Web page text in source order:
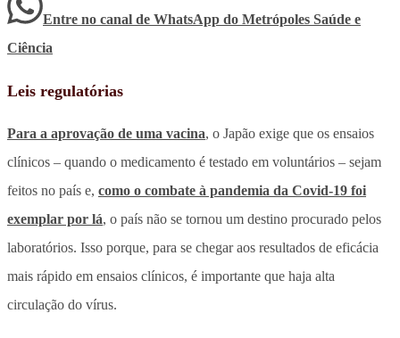
Entre no canal de WhatsApp do Metrópoles Saúde e
Ciência
Leis regulatórias
Para a aprovação de uma vacina, o Japão exige que os ensaios
clínicos – quando o medicamento é testado em voluntários – sejam
feitos no país e, como o combate à pandemia da Covid-19 foi
exemplar por lá, o país não se tornou um destino procurado pelos
laboratórios. Isso porque, para se chegar aos resultados de eficácia
mais rápido em ensaios clínicos, é importante que haja alta
circulação do vírus.